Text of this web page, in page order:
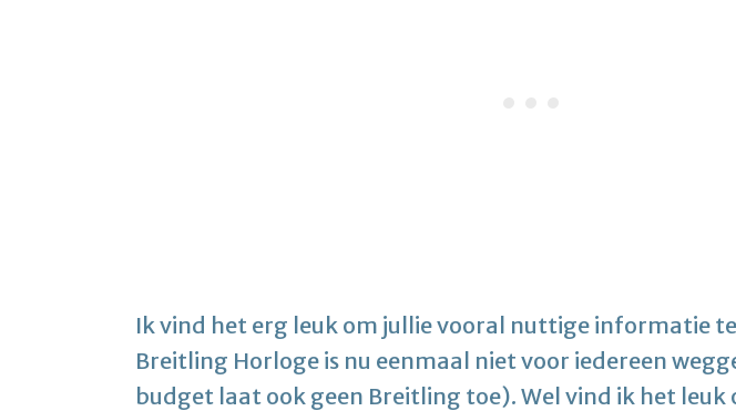
Ik vind het erg leuk om jullie vooral nuttige informatie te
Breitling Horloge is nu eenmaal niet voor iedereen
budget laat ook geen Breitling toe). Wel vind ik het leuk